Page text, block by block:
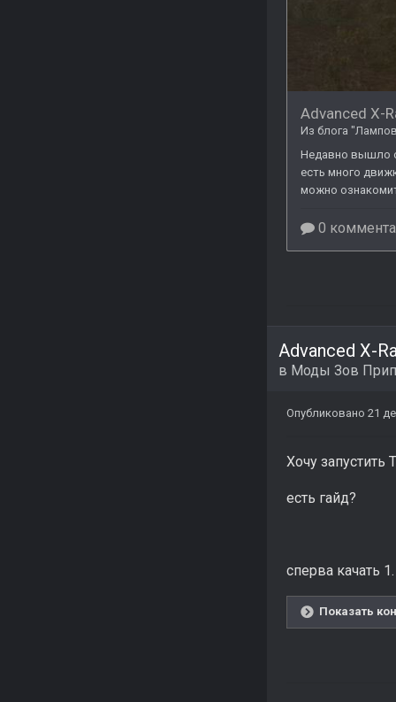
Advanced X-
в Моды Зов
Опубликовано 21
Хочу запустить
есть гайд?
сперва качать
Показать